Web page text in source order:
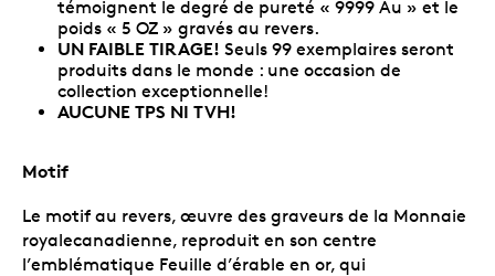
témoignent le degré de pureté « 9999 Au » et le
poids « 5 OZ » gravés au revers.
UN FAIBLE TIRAGE! Seuls 99 exemplaires seront
produits dans le monde : une occasion de
collection exceptionnelle!
AUCUNE TPS NI TVH!
Motif
Le motif au revers, œuvre des graveurs de la Monnaie
royalecanadienne, reproduit en son centre
l’emblématique Feuille d’érable en or, qui